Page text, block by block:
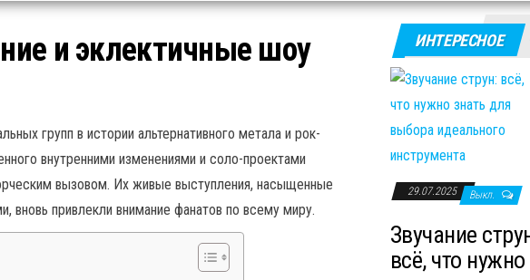
и эклектичные шоу
групп в истории альтернативного метала и рок-
внутренними изменениями и соло-проектами
вызовом. Их живые выступления, насыщенные
вновь привлекли внимание фанатов по всему миру.
ИНТЕРЕСНОЕ
29.07.2025 Выкл.
Звучание
всё, что нужно